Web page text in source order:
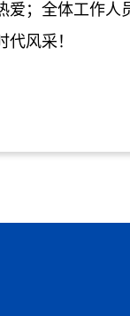
爱；全体工作
风采！